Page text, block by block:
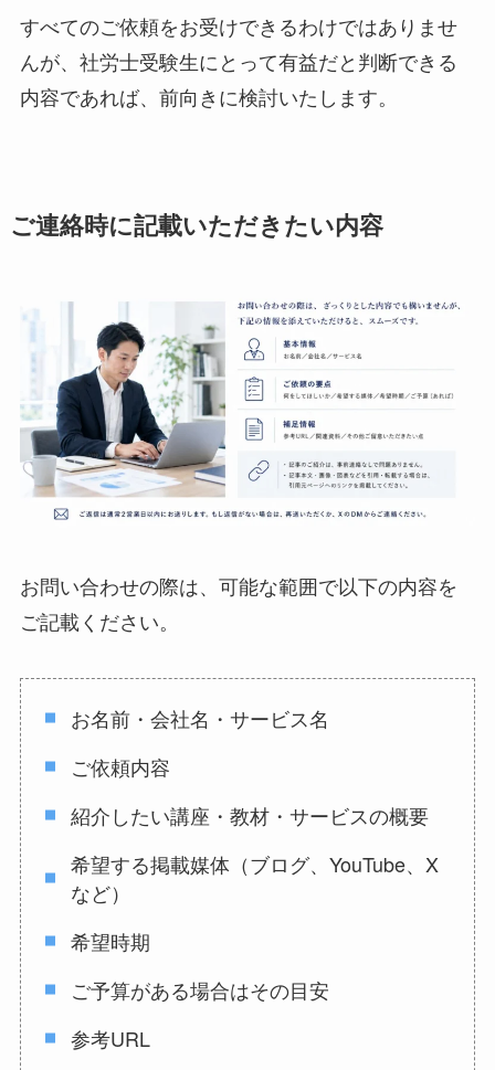
すべてのご依頼をお受けできるわけではありませ
んが、社労士受験生にとって有益だと判断できる
内容であれば、前向きに検討いたします。
ご連絡時に記載いただきたい内容
お問い合わせの際は、可能な範囲で以下の内容を
ご記載ください。
お名前・会社名・サービス名
ご依頼内容
紹介したい講座・教材・サービスの概要
希望する掲載媒体（ブログ、YouTube、X
など）
希望時期
ご予算がある場合はその目安
参考URL